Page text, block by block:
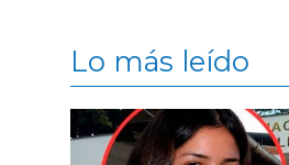
Lo más leído
Contenido multimedia principal